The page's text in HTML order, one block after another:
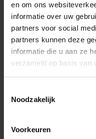
en om ons
informatie over uw
partners voor social
partners kunnen deze
informatie die u aan ze
verzameld op basis van
Noodzakelijk
Voorkeuren
SKU